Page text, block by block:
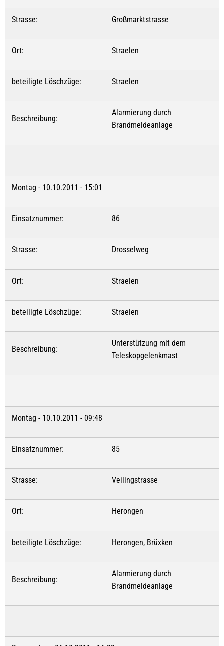
Strasse: Großmarktstrasse
Ort: Straelen
beteiligte Löschzüge: Straelen
Beschreibung:
Alarmierung durch
Brandmeldeanlage
Montag - 10.10.2011 - 15:01
Einsatznummer: 86
Strasse: Drosselweg
Ort: Straelen
beteiligte Löschzüge: Straelen
Beschreibung:
Unterstützung mit dem
Teleskopgelenkmast
Montag - 10.10.2011 - 09:48
Einsatznummer: 85
Strasse: Veilingstrasse
Ort: Herongen
beteiligte Löschzüge: Herongen, Brüxken
Beschreibung:
Alarmierung durch
Brandmeldeanlage